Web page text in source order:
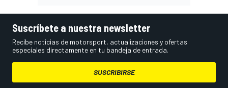
Suscríbete a nuestra newsletter
Recibe noticias de motorsport, actualizaciones y ofertas
especiales directamente en tu bandeja de entrada.
SUSCRIBIRSE